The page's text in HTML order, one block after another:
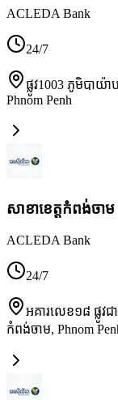
ACLEDA Bank
24/7
ផ្លូវ1003 ភូមិបា
Phnom Penh
សាខា​ខេត្តកំពង់ចាម
ACLEDA Bank
24/7
អគារលេខ១៨ ផ្លូវ
កំពង់ចាម, Phnom